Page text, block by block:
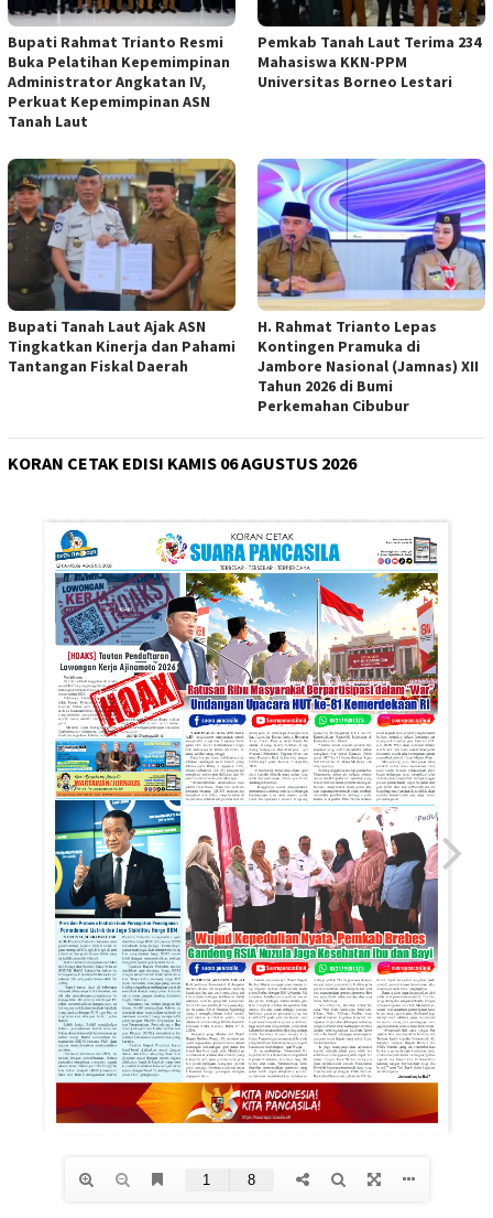
Bupati Rahmat Trianto Resmi
Buka Pelatihan Kepemimpinan
Administrator Angkatan IV,
Perkuat Kepemimpinan ASN
Tanah Laut
Pemkab Tanah Laut Terima 234
Mahasiswa KKN-PPM
Universitas Borneo Lestari
Bupati Tanah Laut Ajak ASN
Tingkatkan Kinerja dan Pahami
Tantangan Fiskal Daerah
H. Rahmat Trianto Lepas
Kontingen Pramuka di
Jambore Nasional (Jamnas) XII
Tahun 2026 di Bumi
Perkemahan Cibubur
KORAN CETAK EDISI KAMIS 06 AGUSTUS 2026